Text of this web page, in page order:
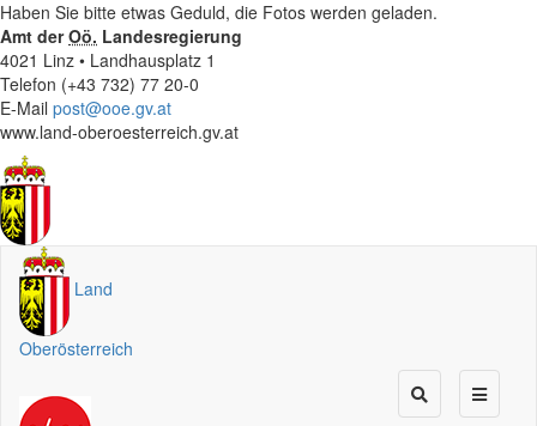
Haben Sie bitte etwas Geduld, die Fotos werden geladen.
Amt derOö. Landesregierung
4021 Linz • Landhausplatz 1
Telefon (+43 732) 77 20-0
E-Mail post@ooe.gv.at
www.land-oberoesterreich.gv.at
Land
Oberösterreich